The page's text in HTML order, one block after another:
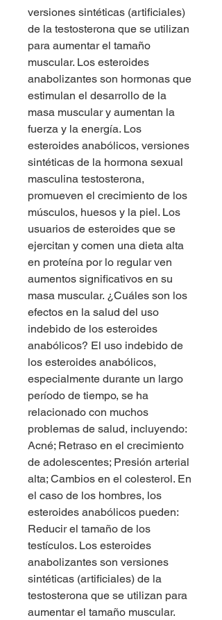
versiones sintéticas (artificiales)
de la testosterona que se utilizan
para aumentar el tamaño
muscular. Los esteroides
anabolizantes son hormonas que
estimulan el desarrollo de la
masa muscular y aumentan la
fuerza y la energía. Los
esteroides anabólicos, versiones
sintéticas de la hormona sexual
masculina testosterona,
promueven el crecimiento de los
músculos, huesos y la piel. Los
usuarios de esteroides que se
ejercitan y comen una dieta alta
en proteína por lo regular ven
aumentos significativos en su
masa muscular. ¿Cuáles son los
efectos en la salud del uso
indebido de los esteroides
anabólicos? El uso indebido de
los esteroides anabólicos,
especialmente durante un largo
período de tiempo, se ha
relacionado con muchos
problemas de salud, incluyendo:
Acné; Retraso en el crecimiento
de adolescentes; Presión arterial
alta; Cambios en el colesterol. En
el caso de los hombres, los
esteroides anabólicos pueden:
Reducir el tamaño de los
testículos. Los esteroides
anabolizantes son versiones
sintéticas (artificiales) de la
testosterona que se utilizan para
aumentar el tamaño muscular.